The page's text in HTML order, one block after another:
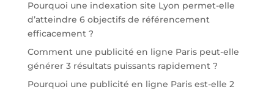
Pourquoi une indexation site Lyon permet-elle
d’atteindre 6 objectifs de référencement
efficacement ?
Comment une publicité en ligne Paris peut-elle
générer 3 résultats puissants rapidement ?
Pourquoi une publicité en ligne Paris est-elle 2